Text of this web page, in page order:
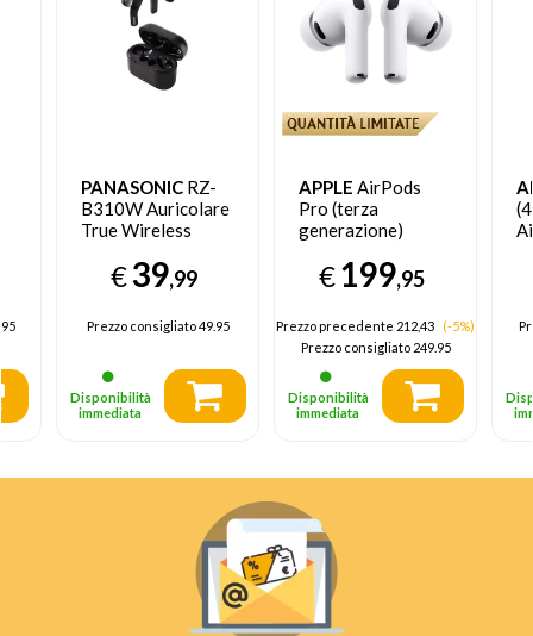
PANASONIC RZ-
B310W Auricolare
True Wireless
ear Musica e
Chiamate
Bluetooth Nero
€39,99
Prezzo consigliato49.95
Disponibilità
immediata
APPLE AirPods
Pro (terza
generazione)
Wireless Stereo
(TWS) In-ear
€199,95
Prezzo precedente 212,43
(-5%)
Prezzo consigliato249.95
Disponibilità
immediata